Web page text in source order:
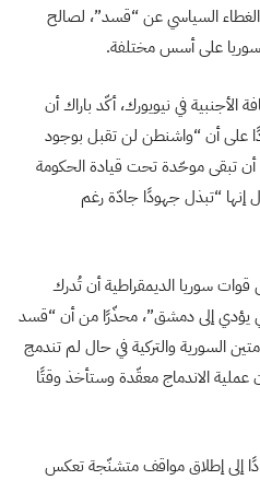
السياسي عن “قسد”، لصالح
سوريا على أسس مختلفة.
في نيويورك، أكّد باراك أن
على أن “واشنطن لن تقبل بوجود
أن تبقى موحّدة تحت قيادة الحكومة
إنها “تبذل جهودًا جادّة رغم
سوريا الديمقراطية أن تُدرك
يؤدي إلى دمشق”، محذّرًا من أن “قسد
السورية والتركية في حال لم تندمج
عملية الاندماج معقّدة وستأخذ وقتًا
إلى إطلاق مواقف متشنّجة تعكس